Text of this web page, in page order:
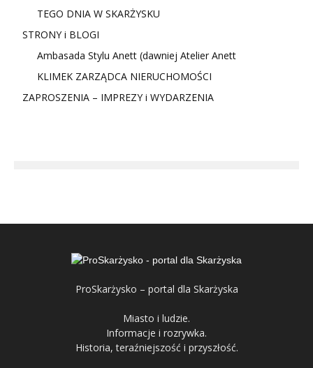
TEGO DNIA W SKARŻYSKU
STRONY i BLOGI
Ambasada Stylu Anett (dawniej Atelier Anett
KLIMEK ZARZĄDCA NIERUCHOMOŚCI
ZAPROSZENIA – IMPREZY i WYDARZENIA
ProSkarżysko – portal dla Skarżyska
Miasto i ludzie.
Informacje i rozrywka.
Historia, teraźniejszość i przyszłość.